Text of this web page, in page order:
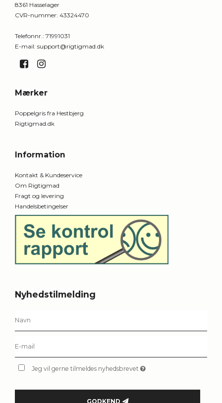
8361 Hasselager
CVR-nummer: 43324470
Telefonnr. : 71991031
E-mail: support@rigtigmad.dk
Mærker
Poppelgris fra Hestbjerg
Rigtigmad.dk
Information
Kontakt & Kundeservice
Om Rigtigmad
Fragt og levering
Handelsbetingelser
Nyhedstilmelding
Jeg vil gerne tilmeldes nyhedsbrevet
GODKEND